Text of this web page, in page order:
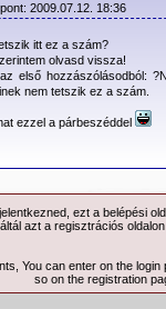
2009.07.12. 18:36
itt ez a szám?
olvasd vissza!
első hozzászólásodból:
nem tetszik ez a szám.
ezzel a párbeszéddel
ezt a belépési
azt a regisztrációs
You can enter on the login
so on the registration